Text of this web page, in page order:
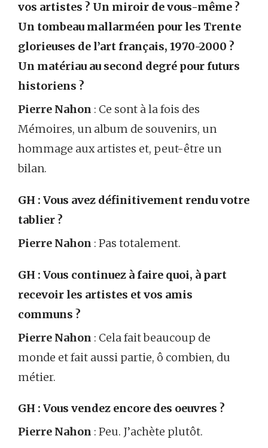
vos artistes ? Un miroir de vous-même ?
Un tombeau mallarméen pour les Trente
glorieuses de l’art français, 1970-2000 ?
Un matériau au second degré pour futurs
historiens ?
Pierre Nahon : Ce sont à la fois des
Mémoires, un album de souvenirs, un
hommage aux artistes et, peut-être un
bilan.
GH : Vous avez définitivement rendu votre
tablier ?
Pierre Nahon : Pas totalement.
GH : Vous continuez à faire quoi, à part
recevoir les artistes et vos amis
communs ?
Pierre Nahon : Cela fait beaucoup de
monde et fait aussi partie, ô combien, du
métier.
GH : Vous vendez encore des oeuvres ?
Pierre Nahon : Peu. J’achète plutôt.